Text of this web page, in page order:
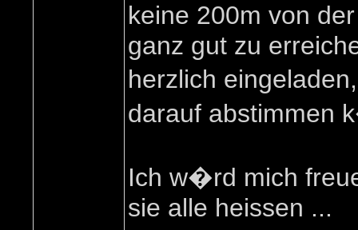
keine 200m von
ganz gut zu
herzlich
darauf abstimmen
Ich w�rd mich
sie alle heissen ...